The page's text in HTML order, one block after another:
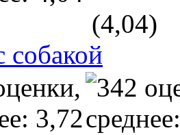
(4,04)
собакой